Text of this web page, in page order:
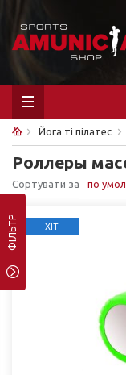
Йога ті пілатес
Роллеры
Сортувати за по
ФІЛЬТР ХІТ